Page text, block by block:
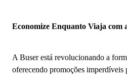
Economize Enquanto Viaja com
A Buser está revolucionando a
oferecendo promoções imperdíveis